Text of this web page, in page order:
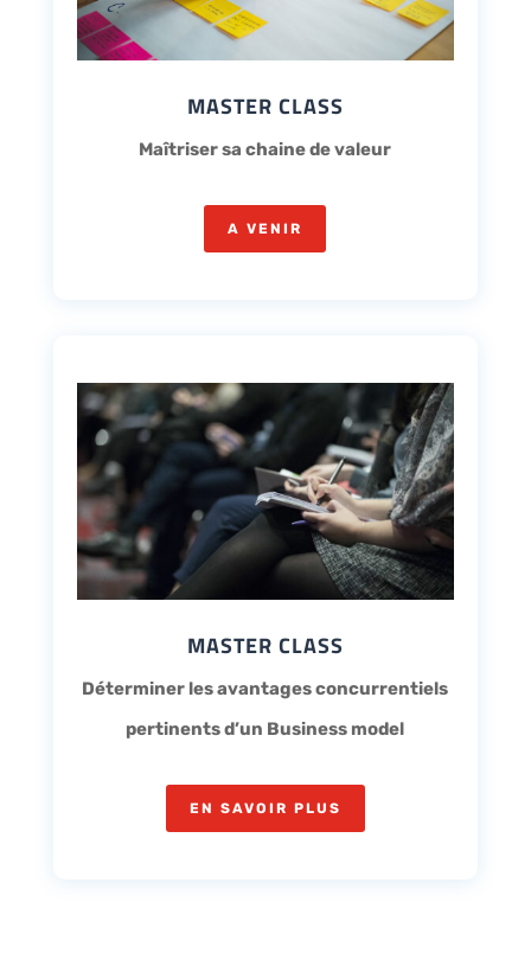
MASTER CLASS
Maîtriser sa chaine de valeur
A VENIR
MASTER CLASS
Déterminer les avantages concurrentiels
pertinents d’un Business model
EN SAVOIR PLUS